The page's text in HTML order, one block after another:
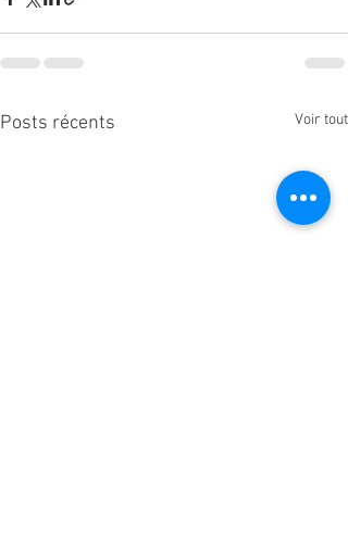
Posts récents Voir tout